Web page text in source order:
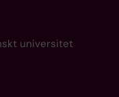
universitet